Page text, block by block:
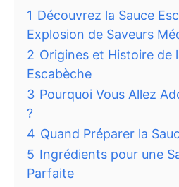
1 Découvrez la Sauce
Explosion de Saveurs
2 Origines et Histoire de
Escabèche
3 Pourquoi Vous Allez
?
4 Quand Préparer la
5 Ingrédients pour une
Parfaite